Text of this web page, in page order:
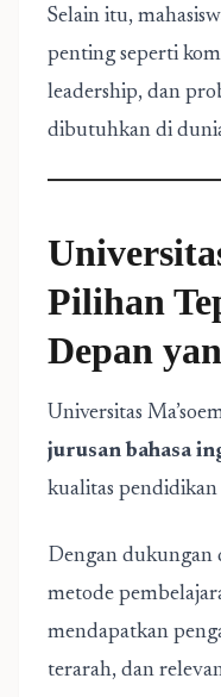
Selain itu,
penting seperti
leadership, dan
dibutuhkan di
Pilihan
Depan
Universitas
jurusan bahasa
kualitas pendidikan
Dengan dukungan
metode
mendapatkan
terarah, dan